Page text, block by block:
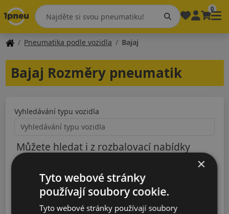
0
Pneumatika podle vozidla Bajaj
Bajaj Rozměry pneumatik
Vyhledávání typu vozidla
Můžete hledat i z rozbalovací nabídky
×
Tyto webové stránky
používají soubory cookie.
Tyto webové stránky používají soubory